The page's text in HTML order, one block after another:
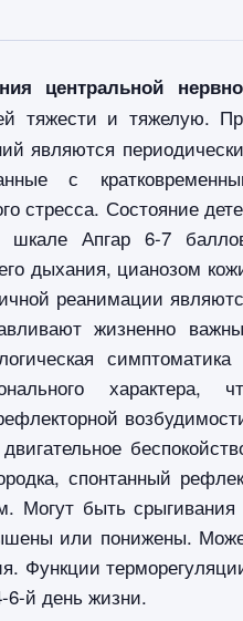
центральной
тяжести и тяжелую.
являются
с
стресса. Состояние
Апгар 6-7
дыхания, цианозом
реанимации
жизненно
симптоматика
характера,
спонтанный
Могут быть срыгивания
или понижены.
Функции
6-й день жизни.